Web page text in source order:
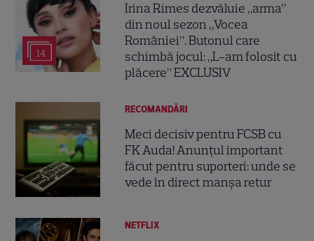
14
Irina Rimes dezvăluie „arma”
din noul sezon „Vocea
României”. Butonul care
schimbă jocul: „L-am folosit cu
plăcere” EXCLUSIV
RECOMANDĂRI
Meci decisiv pentru FCSB cu
FK Auda! Anunțul important
făcut pentru suporteri: unde se
vede în direct manșa retur
NETFLIX